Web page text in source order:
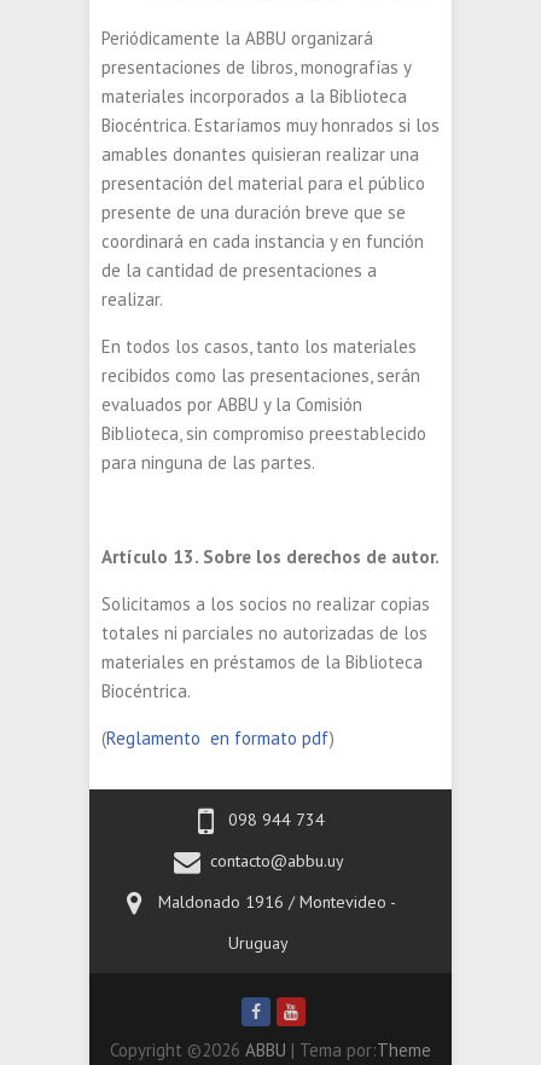
Periódicamente la ABBU organizará
presentaciones de libros, monografías y
materiales incorporados a la Biblioteca
Biocéntrica. Estaríamos muy honrados si los
amables donantes quisieran realizar una
presentación del material para el público
presente de una duración breve que se
coordinará en cada instancia y en función
de la cantidad de presentaciones a
realizar.
En todos los casos, tanto los materiales
recibidos como las presentaciones, serán
evaluados por ABBU y la Comisión
Biblioteca, sin compromiso preestablecido
para ninguna de las partes.
Artículo 13. Sobre los derechos de autor.
Solicitamos a los socios no realizar copias
totales ni parciales no autorizadas de los
materiales en préstamos de la Biblioteca
Biocéntrica.
(Reglamento en formato pdf)
098 944 734
contacto@abbu.uy
Maldonado 1916 / Montevideo -
Uruguay
Copyright ©2026 ABBU | Tema por:Theme